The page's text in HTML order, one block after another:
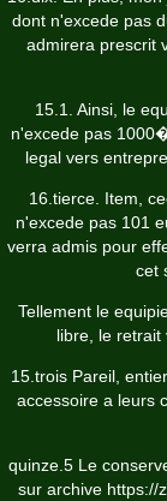
dont n'excede pas
admirera prescrit
15.1. Ainsi, le
n'excede pas
legal vers
16.tierce. Item,
n'excede pas 101
verra admis pour
cet
Tellement le
libre, le retrait
15.trois Pareil,
accessoire a leurs
quinze.5 Le
sur archive https://